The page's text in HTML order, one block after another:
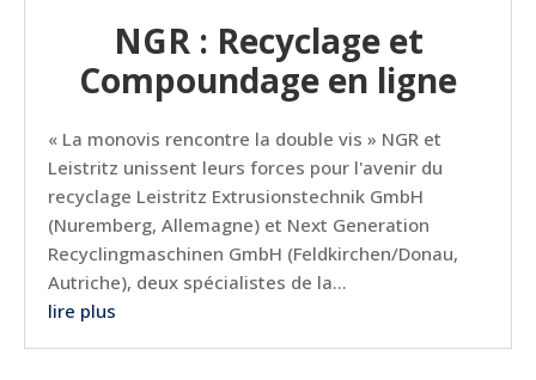
NGR : Recyclage et
Compoundage en ligne
« La monovis rencontre la double vis » NGR et
Leistritz unissent leurs forces pour l'avenir du
recyclage Leistritz Extrusionstechnik GmbH
(Nuremberg, Allemagne) et Next Generation
Recyclingmaschinen GmbH (Feldkirchen/Donau,
Autriche), deux spécialistes de la...
lire plus